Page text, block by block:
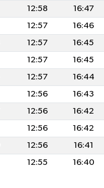
12:58 16:47
12:57 16:46
12:57 16:45
12:57 16:45
12:57 16:44
12:56 16:43
12:56 16:42
12:56 16:42
12:56 16:41
12:55 16:40